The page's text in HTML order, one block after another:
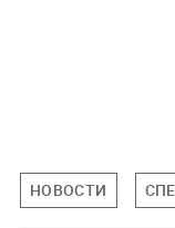
НОВОСТИ